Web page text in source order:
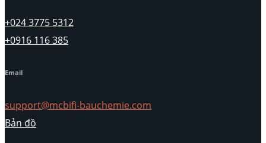
+024 3775 5312
+0916 116 385
Email
support@mcbifi-bauchemie.com
Bản đồ